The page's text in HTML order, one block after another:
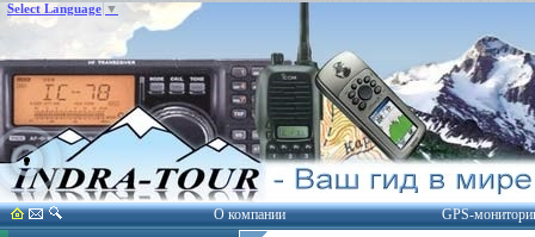
О компании GPS-
Select Language ▼